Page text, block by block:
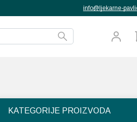
info@ljekarne-
KATEGORIJE PROIZVODA